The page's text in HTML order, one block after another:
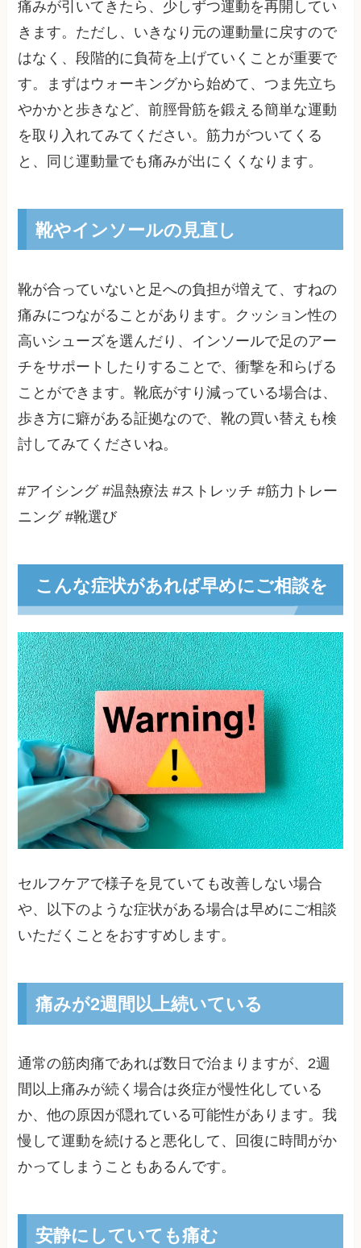
痛みが引いてきたら、少しずつ運動を再開してい
きます。ただし、いきなり元の運動量に戻すので
はなく、段階的に負荷を上げていくことが重要で
す。まずはウォーキングから始めて、つま先立ち
やかかと歩きなど、前脛骨筋を鍛える簡単な運動
を取り入れてみてください。筋力がついてくる
と、同じ運動量でも痛みが出にくくなります。
靴やインソールの見直し
靴が合っていないと足への負担が増えて、すねの
痛みにつながることがあります。クッション性の
高いシューズを選んだり、インソールで足のアー
チをサポートしたりすることで、衝撃を和らげる
ことができます。靴底がすり減っている場合は、
歩き方に癖がある証拠なので、靴の買い替えも検
討してみてくださいね。
#アイシング #温熱療法 #ストレッチ #筋力トレー
ニング #靴選び
こんな症状があれば早めにご相談を
セルフケアで様子を見ていても改善しない場合
や、以下のような症状がある場合は早めにご相談
いただくことをおすすめします。
痛みが2週間以上続いている
通常の筋肉痛であれば数日で治まりますが、2週
間以上痛みが続く場合は炎症が慢性化している
か、他の原因が隠れている可能性があります。我
慢して運動を続けると悪化して、回復に時間がか
かってしまうこともあるんです。
安静にしていても痛む